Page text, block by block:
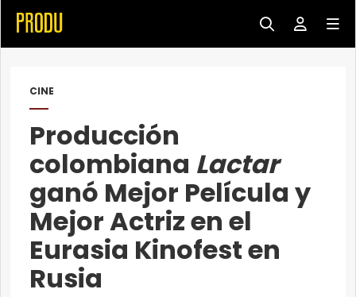
CINE
Producción
colombiana Lactar
ganó Mejor Película y
Mejor Actriz en el
Eurasia Kinofest en
Rusia